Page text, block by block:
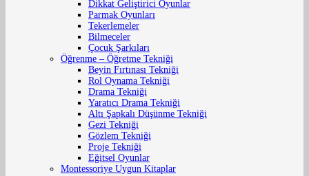
Dikkat Geliştirici Oyunlar
Parmak Oyunları
Tekerlemeler
Bilmeceler
Çocuk Şarkıları
Öğrenme – Öğretme Tekniği
Beyin Fırtınası Tekniği
Rol Oynama Tekniği
Drama Tekniği
Yaratıcı Drama Tekniği
Altı Şapkalı Düşünme Tekniği
Gezi Tekniği
Gözlem Tekniği
Proje Tekniği
Eğitsel Oyunlar
Montessoriye Uygun Kitaplar